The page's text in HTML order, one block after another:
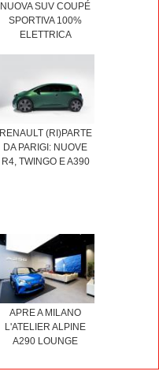
NUOVA SUV COUPÉ
SPORTIVA 100%
ELETTRICA
RENAULT (RI)PARTE
DA PARIGI: NUOVE
R4, TWINGO E A390
APRE A MILANO
L'ATELIER ALPINE
A290 LOUNGE